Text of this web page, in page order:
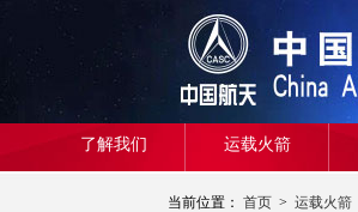
了解我们 运载火箭
当前位置： 首页 > 运载火箭